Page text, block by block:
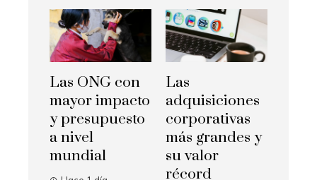
Las ONG con
mayor impacto
y presupuesto
a nivel
mundial
Las
adquisiciones
corporativas
más grandes y
su valor
récord